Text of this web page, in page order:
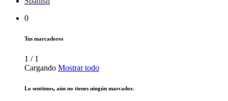
0
Tus marcadores
1 / 1
Cargando Mostrar todo
Lo sentimos, aún no tienes ningún marcador.